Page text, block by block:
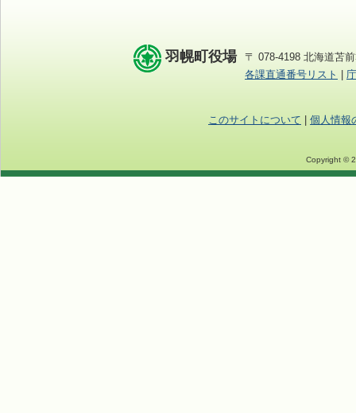
羽幌町役場
〒 078-4198 北海道苫
各課直通番号リスト
このサイトについて 個人情報
Copyright ©